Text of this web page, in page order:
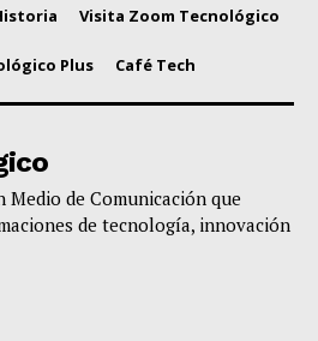
Visita Zoom Tecnológico
Plus Café Tech
Medio de Comunicación que
de tecnología, innovación